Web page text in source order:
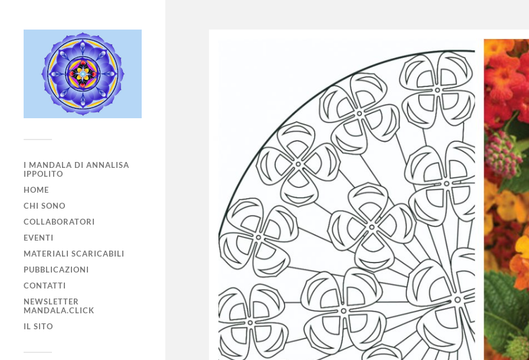
I MANDALA DI ANNALISA
IPPOLITO
HOME
CHI SONO
COLLABORATORI
EVENTI
MATERIALI SCARICABILI
PUBBLICAZIONI
CONTATTI
NEWSLETTER
MANDALA.CLICK
IL SITO